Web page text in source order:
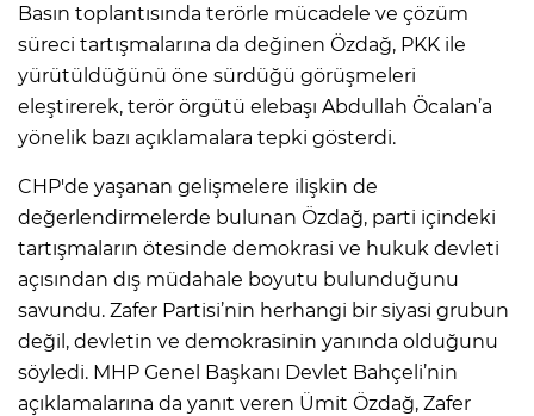
Basın toplantısında terörle mücadele ve çözüm
süreci tartışmalarına da değinen Özdağ, PKK ile
yürütüldüğünü öne sürdüğü görüşmeleri
eleştirerek, terör örgütü elebaşı Abdullah Öcalan’a
yönelik bazı açıklamalara tepki gösterdi.
CHP'de yaşanan gelişmelere ilişkin de
değerlendirmelerde bulunan Özdağ, parti içindeki
tartışmaların ötesinde demokrasi ve hukuk devleti
açısından dış müdahale boyutu bulunduğunu
savundu. Zafer Partisi’nin herhangi bir siyasi grubun
değil, devletin ve demokrasinin yanında olduğunu
söyledi. MHP Genel Başkanı Devlet Bahçeli’nin
açıklamalarına da yanıt veren Ümit Özdağ, Zafer